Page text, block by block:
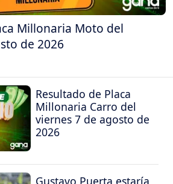
Millonaria Moto del
de 2026
Resultado de Placa
Millonaria Carro del
viernes 7 de agosto de
2026
Gustavo Puerta estaría